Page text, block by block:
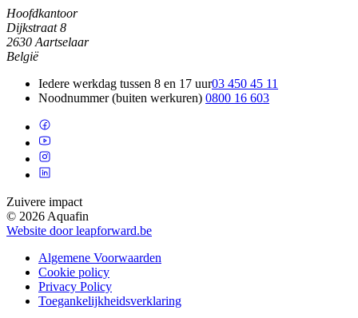
Hoofdkantoor
Dijkstraat 8
2630 Aartselaar
België
Iedere werkdag tussen 8 en 17 uur03 450 45 11
Noodnummer (buiten werkuren) 0800 16 603
Zuivere impact
© 2026 Aquafin
Website door leapforward.be
Algemene Voorwaarden
Cookie policy
Privacy Policy
Toegankelijkheidsverklaring